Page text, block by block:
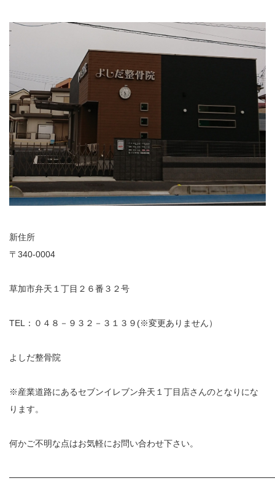
新住所
〒340-0004
草加市弁天１丁目２６番３２号
TEL：０４８－９３２－３１３９(※変更ありません）
よしだ整骨院
※産業道路にあるセブンイレブン弁天１丁目店さんのとなりにな
ります。
何かご不明な点はお気軽にお問い合わせ下さい。
休診日カレンダー
院長ブログ
施術について
超音波診断装置（エコー検査）
休日診療・休診の御案内
お勧めのお店
お問い合わせ